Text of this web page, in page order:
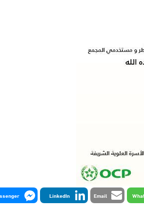
Email
LinkedIn